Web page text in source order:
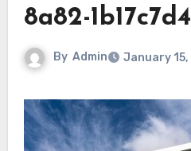
8a82-
By Admin January